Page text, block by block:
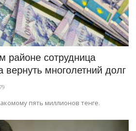
районе сотрудница
вернуть многолетний долг
пять миллионов тенге.